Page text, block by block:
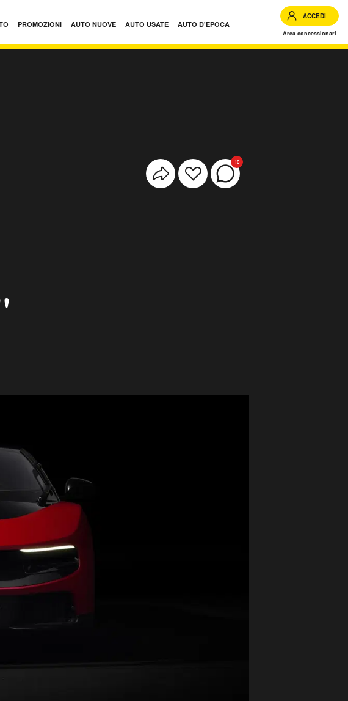
PROMOZIONI AUTO NUOVE AUTO USATE AUTO D'EPOCA
ACCEDI
Area concessionari
10